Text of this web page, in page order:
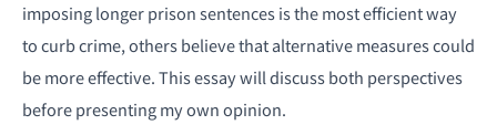
imposing longer prison sentences is the most efficient way
to curb crime, others believe that alternative measures could
be more effective. This essay will discuss both perspectives
before presenting my own opinion.